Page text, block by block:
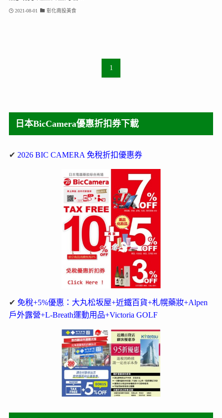
2021-08-01 彰化南投美食
1
日本BicCamera優惠折扣券下載
✔ 2026 BIC CAMERA 免稅折扣優惠券
✔ 免稅+5%優惠：大丸松坂屋+近鐵百貨+札幌藥妝+Alpen
戶外露營+L-Breath運動用品+Victoria GOLF